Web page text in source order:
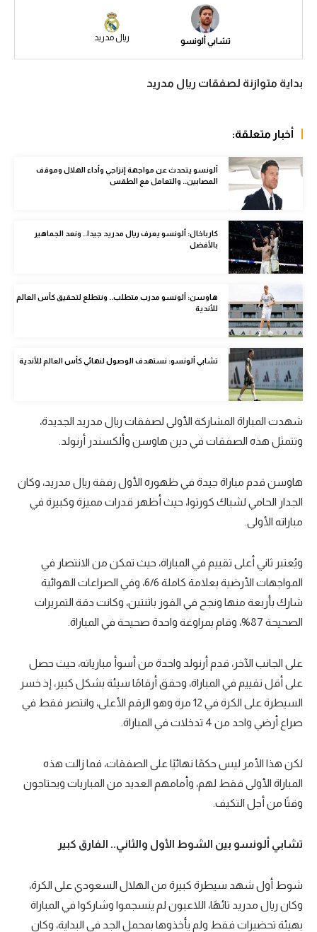
سعودي في الجول
دوري أبطال أوروبا
القسم الثاني
رياضات أخرى
كرة السلة الأمريكية
كرة سلة
كرة يد
كرة طائرة
الوطن العربي
في المونديال
آسيا
ركن الألعاب
Gamers
ميركاتو
تحقيق في الجول
تحليل في الجول
حكايات في الجول
فيديو في الجول
تشابي ألونسو ريال مدريد
بداية متوازنة لصفقات ريال مدريد
أخبار متعلقة:
ألونسو يتحدث عن مواجهة إنزاجي وأداء الهلال وموقف
المصابين.. والتعامل مع الطقس
كارباخال: ألونسو يعرف ريال مدريد جيدا.. ونعد الجماهير
بالأفضل
هاوسن: ألونسو مدرب متطلب.. ونتطلع لتحقيق كأس العالم
للأندية
تشابي ألونسو: نستهدف الوصول لنهائي كأس العالم للأندية
شهدت المباراة المشاركة الأولى لصفقات ريال مدريد الجديدة،
وتتمثل هذه الصفقات في دين هاوسن وألكسندر أرنولد.
هاوسن قدم مباراة جيدة في ظهوره الأول رفقة ريال مدريد، وكان
الجدار الحامي لشباك كورتوا، حيث أظهر قدرات مميزة وكبيرة في
مباراته الأولى.
ويُعتبر ثاني أعلى تقييم في المباراة، حيث تمكن من الانتصار في
المواجهات الأرضية بعلامة كاملة 6/6، وفي الصراعات الهوائية
شارك بأربعة منها ونجح في الفوز باثنتين، وكانت دقة التمريرات
الصحيحة 87%، وقام بمراوغة واحدة صحيحة في المباراة.
على الجانب الآخر، قدم أرنولد واحدة من أسوأ مبارياته، حيث حصل
على أقل تقييم في المباراة، وحقق أرقامًا سيئة بشكل كبير، إذ خسر
السيطرة على الكرة في 12 مرة وهو الرقم الأعلى، وانتصر فقط في
صراع أرضي واحد من 4 تدخلات في المباراة.
لكن هذا الأمر ليس حكمًا نهائيًا على الصفقات، فما زالت هذه
المباراة الأولى فقط لهم، وأمامهم العديد من المباريات ويحتاجون
وقتًا من أجل التكيف.
تشابي ألونسو بين الشوط الأول والثاني.. الفارق كبير
شوط أول شهد سيطرة كبيرة من الهلال السعودي على الكرة،
وكان ريال مدريد تائهًا، اللاعبون لم ينسجموا وشاركوا في المباراة
بهيئة تحضيرات فقط ولم يأخذوها بمحمل الجد في البداية، وكان